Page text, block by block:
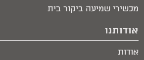
מכשירי שמיעה ביקור בית​
אודותנו
אודות